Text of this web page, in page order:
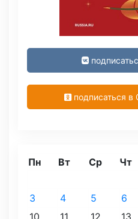
подписаться в
Пн Вт Ср Чт
3
4 5 6